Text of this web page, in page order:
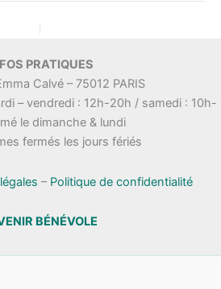
PRATIQUES
Calvé – 75012 PARIS
– vendredi : 12h-20h / samedi : 10h-
le dimanche & lundi
fermés les jours fériés
– Politique de confidentialité
BÉNÉVOLE